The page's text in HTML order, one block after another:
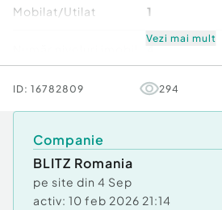
Confort: 3
Bloc de apartamente
Mobilat/Utilat 1
Stare Bună
Vezi mai mult
ID: 16782809 294
Companie
BLITZ Romania
pe site din 4 Sep
activ: 10 feb 2026 21:14